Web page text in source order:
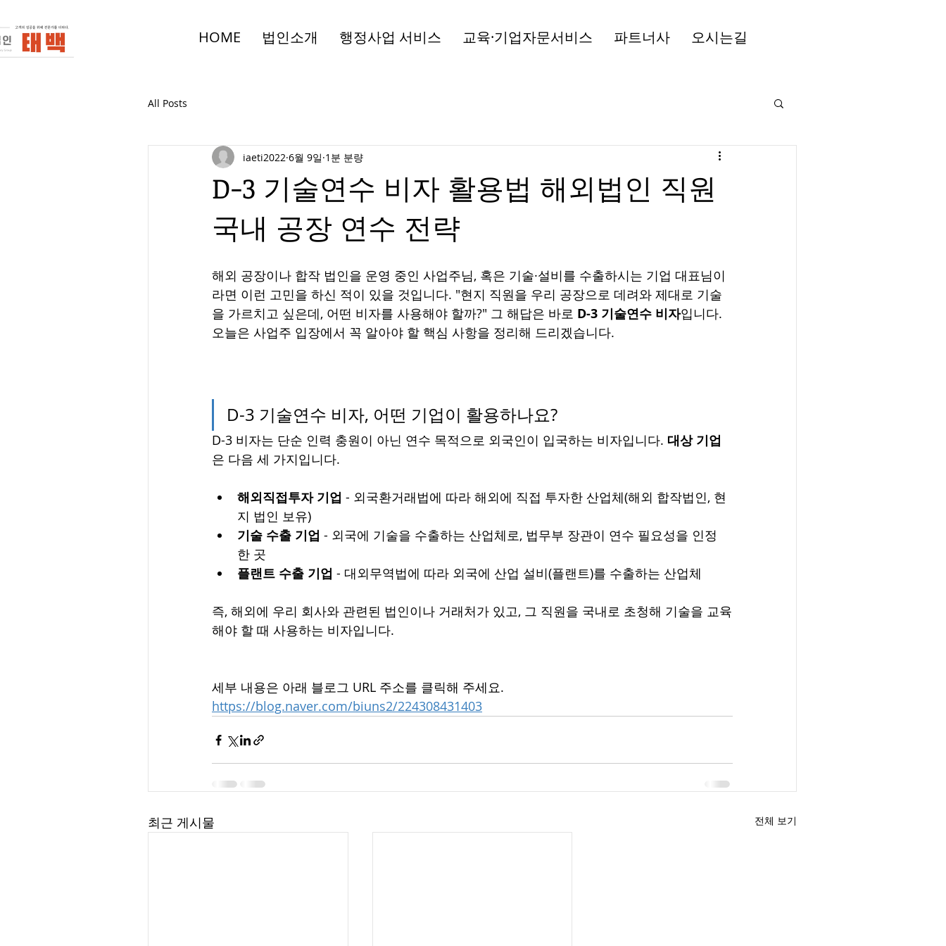
HOME 법인소개 행정사업 서비스 교육·기업자문서비스 파트너사 오시는길
All Posts
D-3 기술연수 비자 활용법 해외법인 직원
국내 공장 연수 전략
iaeti2022 6월 9일 1분 분량
해외 공장이나 합작 법인을 운영 중인 사업주님, 혹은 기술·설비를 수출하시는 기업 대표님이
라면 이런 고민을 하신 적이 있을 것입니다. "현지 직원을 우리 공장으로 데려와 제대로 기술
을 가르치고 싶은데, 어떤 비자를 사용해야 할까?" 그 해답은 바로 D-3 기술연수 비자입니다.
오늘은 사업주 입장에서 꼭 알아야 할 핵심 사항을 정리해 드리겠습니다.
D-3 기술연수 비자, 어떤 기업이 활용하나요?
D-3 비자는 단순 인력 충원이 아닌 연수 목적으로 외국인이 입국하는 비자입니다. 대상 기업
은 다음 세 가지입니다.
해외직접투자 기업 - 외국환거래법에 따라 해외에 직접 투자한 산업체(해외 합작법인, 현
지 법인 보유)
기술 수출 기업 - 외국에 기술을 수출하는 산업체로, 법무부 장관이 연수 필요성을 인정
한 곳
플랜트 수출 기업 - 대외무역법에 따라 외국에 산업 설비(플랜트)를 수출하는 산업체
즉, 해외에 우리 회사와 관련된 법인이나 거래처가 있고, 그 직원을 국내로 초청해 기술을 교육
해야 할 때 사용하는 비자입니다.
세부 내용은 아래 블로그 URL 주소를 클릭해 주세요.
https://blog.naver.com/biuns2/224308431403
최근 게시물 전체 보기